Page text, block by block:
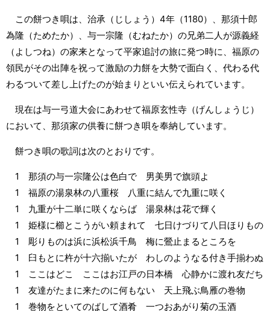
この餅つき唄は、治承（じしょう）4年（1180）、那須十郎
為隆（ためたか）、与一宗隆（むねたか）の兄弟二人が源義経
（よしつね）の家来となって平家追討の旅に発つ時に、福原の
領民がその出陣を祝って激励の力餅を大勢で面白く、代わる代
わるついて差し上げたのが始まりといい伝えられています。
現在は与一弓道大会にあわせて福原玄性寺（げんしょうじ）
において、那須家の供養に餅つき唄を奉納しています。
餅つき唄の歌詞は次のとおりです。
1 那須の与一宗隆公は色白で 男美男で旗頭よ
1 福原の湯泉林の八重桜 八重に結んで九重に咲く
1 九重が十二単に咲くならば 湯泉林は花で輝く
1 姫様に櫛とこうがい頼まれて 七日けづりて八日ほりもの
1 彫りものは浜に浜松浜千鳥 梅に鶯止まるところを
1 臼もとに杵が十六揃いたが わしのようなる付き手揃わぬ
1 ここはどこ ここはお江戸の日本橋 心静かに渡れ友だち
1 友達がたまに来たのに何もない 天上飛ぶ鳥雁の巻物
1 巻物をといてのばして酒肴 一つおあがり菊の玉酒